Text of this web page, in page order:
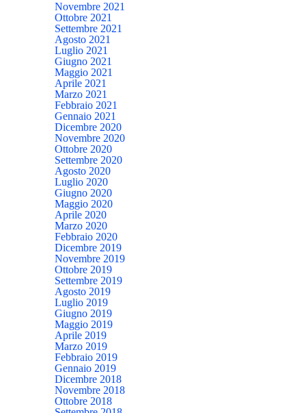
Novembre 2021
Ottobre 2021
Settembre 2021
Agosto 2021
Luglio 2021
Giugno 2021
Maggio 2021
Aprile 2021
Marzo 2021
Febbraio 2021
Gennaio 2021
Dicembre 2020
Novembre 2020
Ottobre 2020
Settembre 2020
Agosto 2020
Luglio 2020
Giugno 2020
Maggio 2020
Aprile 2020
Marzo 2020
Febbraio 2020
Dicembre 2019
Novembre 2019
Ottobre 2019
Settembre 2019
Agosto 2019
Luglio 2019
Giugno 2019
Maggio 2019
Aprile 2019
Marzo 2019
Febbraio 2019
Gennaio 2019
Dicembre 2018
Novembre 2018
Ottobre 2018